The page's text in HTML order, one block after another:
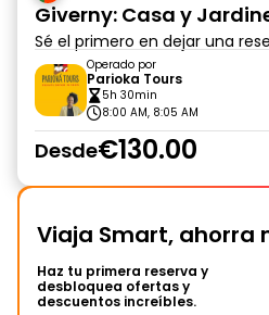
Giverny: Casa y
Sé el primero en dejar una
Operado por
Parioka Tours
5h 30min
8:00 AM, 8:05 AM
Desde€130.00
Viaja Smart, ahorra
Haz tu primera reserva y
desbloquea ofertas y
descuentos increíbles.